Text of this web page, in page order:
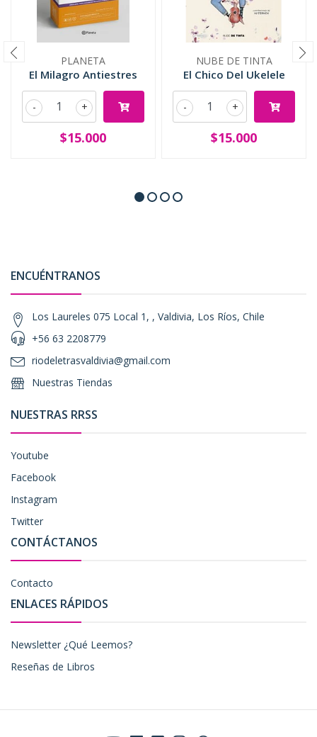
PLANETA
El Milagro Antiestres
+
-
$15.000
NUBE DE TINTA
El Chico Del Ukelele
+
-
$15.000
ENCUÉNTRANOS
Los Laureles 075 Local 1, , Valdivia, Los Ríos, Chile
+56 63 2208779
riodeletrasvaldivia@gmail.com
Nuestras Tiendas
NUESTRAS RRSS
Youtube
Facebook
Instagram
Twitter
CONTÁCTANOS
Contacto
ENLACES RÁPIDOS
Newsletter ¿Qué Leemos?
Reseñas de Libros